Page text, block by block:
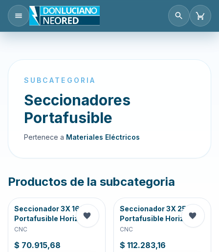
SUBCATEGORIA
Seccionadores
Portafusible
Pertenece a Materiales Eléctricos
Productos de la subcategoria
Seccionador 3X 160A
Portafusible Horizonta
CNC
$ 70.915,68
Seccionador 3X 250A
Portafusible Horizonta
CNC
$ 112.283,16